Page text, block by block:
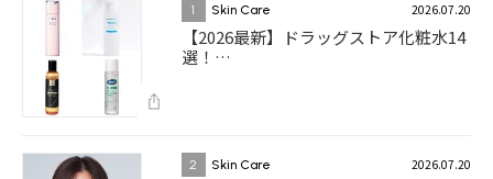
1 Skin Care 2026.07.20
【2026最新】ドラッグストア化粧水14
選！…
2 Skin Care 2026.07.20